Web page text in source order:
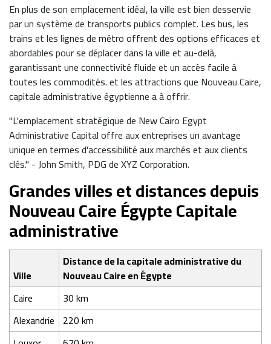
En plus de son emplacement idéal, la ville est bien desservie
par un système de transports publics complet. Les bus, les
trains et les lignes de métro offrent des options efficaces et
abordables pour se déplacer dans la ville et au-delà,
garantissant une connectivité fluide et un accès facile à
toutes les commodités. et les attractions que Nouveau Caire,
capitale administrative égyptienne a à offrir.
"L'emplacement stratégique de New Cairo Egypt
Administrative Capital offre aux entreprises un avantage
unique en termes d'accessibilité aux marchés et aux clients
clés." - John Smith, PDG de XYZ Corporation.
Grandes villes et distances depuis
Nouveau Caire Égypte Capitale
administrative
Ville
Distance de la capitale administrative du
Nouveau Caire en Égypte
Caire
30 km
Alexandrie 220 km